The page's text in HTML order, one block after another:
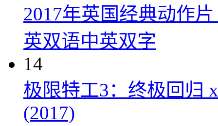
2017年英国经典动作
英双语中英双字
14
极限特工3：终极回归
(2017)